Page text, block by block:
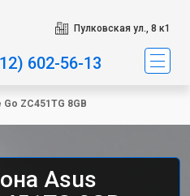
Пулковская ул., 8 к1
602-56-13
Go ZC451TG 8GB
Asus